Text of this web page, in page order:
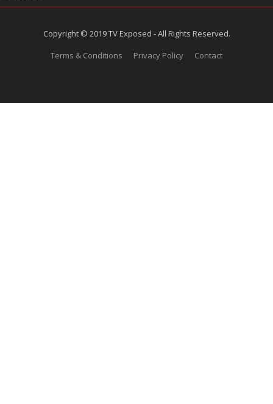
Copyright © 2019 TV Exposed - All Rights Reserved.
Terms & Conditions
Privacy Policy Contact